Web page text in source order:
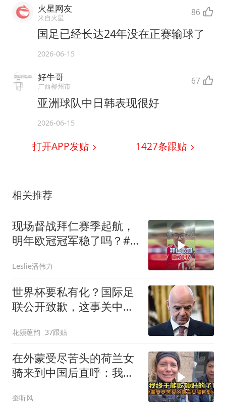
火星网友
来自火星 86
国足已经长达24年没在正赛输球了
2026-06-15
好牛哥
广西柳州市 67
亚洲球队中日韩表现很好
2026-06-15
打开APP发贴 1427条跟贴
相关推荐
现场督战拜仁赛季起航，
明年欧冠冠军稳了吗？#
香港行 #潘伟力
Leslie潘伟力
世界杯要私有化？国际足
联公开致歉，这事关中国
花颜蕴韵 37跟贴
在外蒙受尽苦头的荷兰女
骑来到中国后直呼：我终
蚕听风